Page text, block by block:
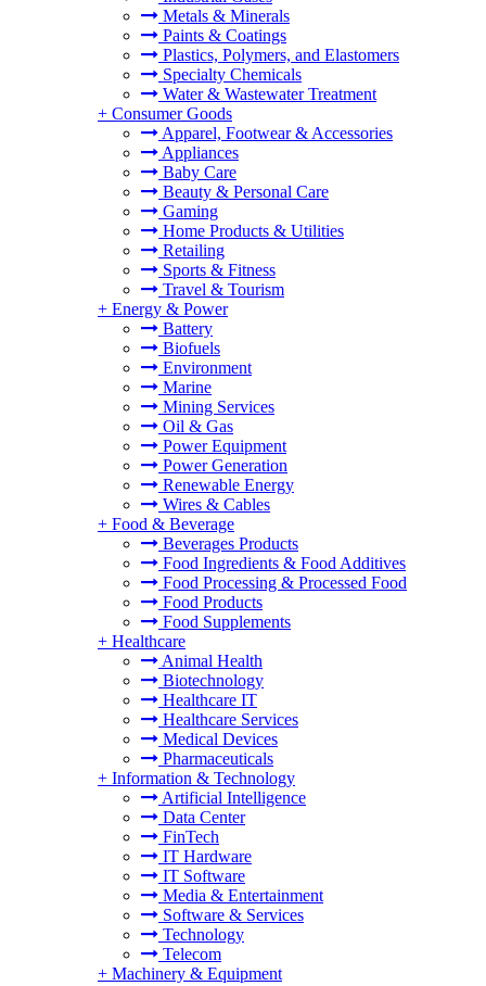
Metals & Minerals
Paints & Coatings
Plastics, Polymers, and Elastomers
Specialty Chemicals
Water & Wastewater Treatment
+ Consumer Goods
Apparel, Footwear & Accessories
Appliances
Baby Care
Beauty & Personal Care
Gaming
Home Products & Utilities
Retailing
Sports & Fitness
Travel & Tourism
+ Energy & Power
Battery
Biofuels
Environment
Marine
Mining Services
Oil & Gas
Power Equipment
Power Generation
Renewable Energy
Wires & Cables
+ Food & Beverage
Beverages Products
Food Ingredients & Food Additives
Food Processing & Processed Food
Food Products
Food Supplements
+ Healthcare
Animal Health
Biotechnology
Healthcare IT
Healthcare Services
Medical Devices
Pharmaceuticals
+ Information & Technology
Artificial Intelligence
Data Center
FinTech
IT Hardware
IT Software
Media & Entertainment
Software & Services
Technology
Telecom
+ Machinery & Equipment